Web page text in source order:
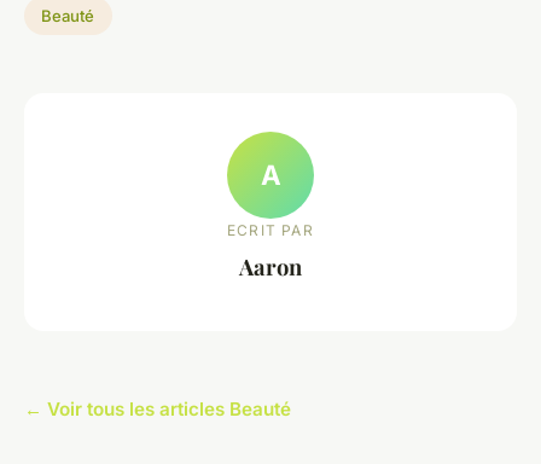
Beauté
A
ECRIT PAR
Aaron
← Voir tous les articles Beauté